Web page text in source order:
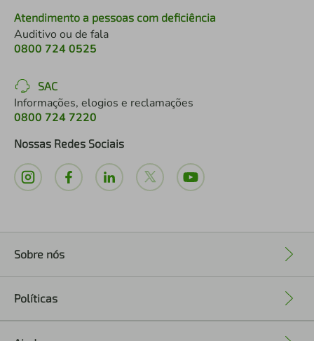
Atendimento a pessoas com deficiência
Auditivo ou de fala
0800 724 0525
SAC
Informações, elogios e reclamações
0800 724 7220
Nossas Redes Sociais
Sobre nós
Políticas